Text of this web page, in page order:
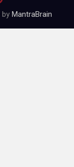
by MantraBrain